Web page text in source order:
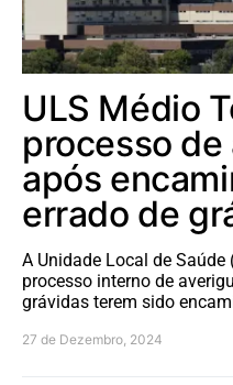
ULS Médio
processo
após
errado de
A Unidade Local de
processo interno de
grávidas terem sido
27 de Dezembro, 2024